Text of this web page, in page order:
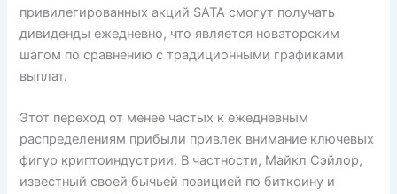
привилегированных акций SATA смогут получать
дивиденды ежедневно, что является новаторским
шагом по сравнению с традиционными графиками
выплат.
Этот переход от менее частых к ежедневным
распределениям прибыли привлек внимание ключевых
фигур криптоиндустрии. В частности, Майкл Сэйлор,
известный своей бычьей позицией по биткоину и